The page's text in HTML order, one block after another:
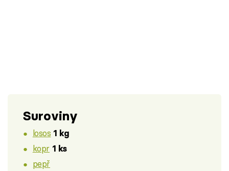
Suroviny
losos 1 kg
kopr 1 ks
pepř